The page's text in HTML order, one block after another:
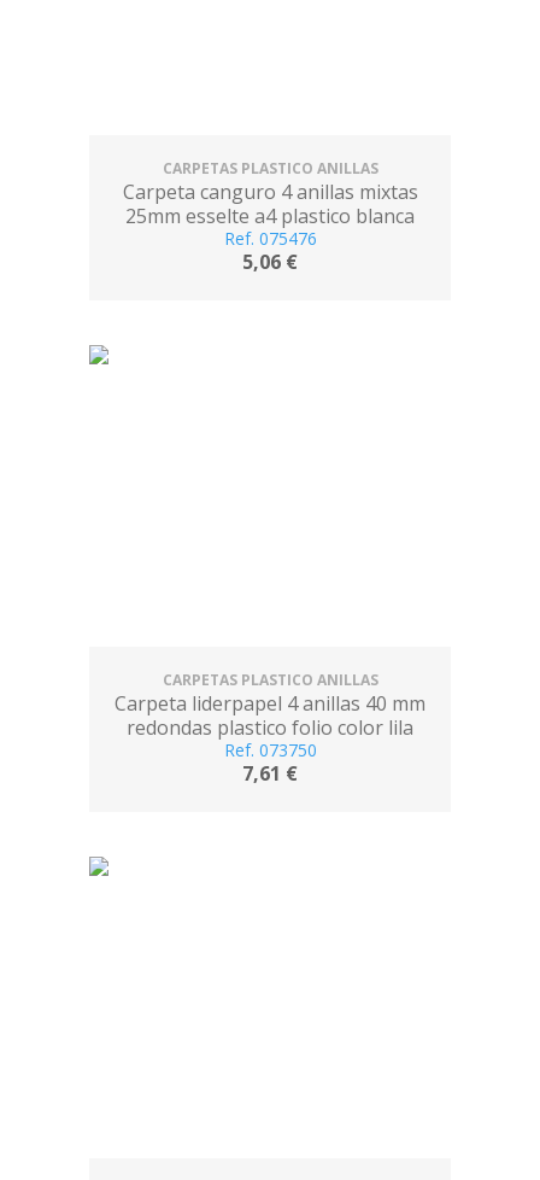
CARPETAS PLASTICO ANILLAS
Carpeta canguro 4 anillas mixtas
25mm esselte a4 plastico blanca
Ref. 075476
5,06 €
CARPETAS PLASTICO ANILLAS
Carpeta liderpapel 4 anillas 40 mm
redondas plastico folio color lila
Ref. 073750
7,61 €